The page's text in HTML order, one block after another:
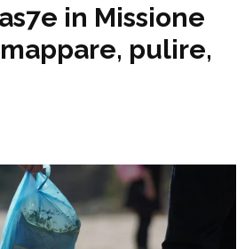
in Missione
pulire,